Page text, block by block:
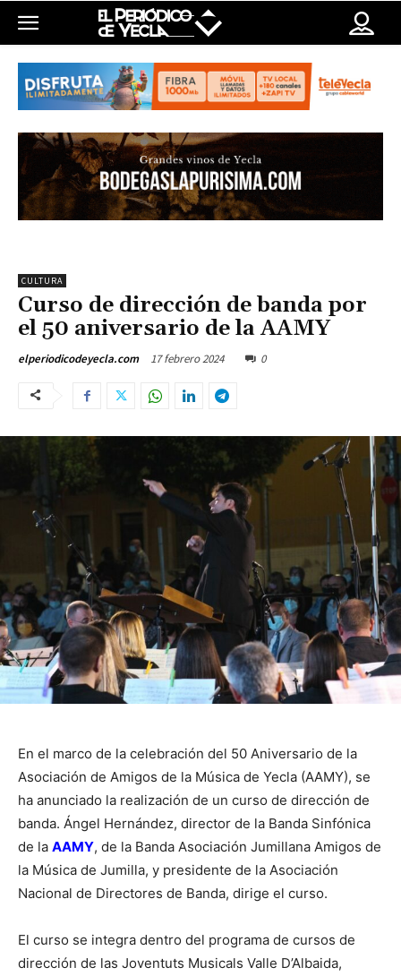
CULTURA
Curso de dirección de banda por
el 50 aniversario de la AAMY
elperiodicodeyecla.com 17 febrero 2024 0
En el marco de la celebración del 50 Aniversario de la
Asociación de Amigos de la Música de Yecla (AAMY), se
ha anunciado la realización de un curso de dirección de
banda. Ángel Hernández, director de la Banda Sinfónica
de la AAMY, de la Banda Asociación Jumillana Amigos de
la Música de Jumilla, y presidente de la Asociación
Nacional de Directores de Banda, dirige el curso.
El curso se integra dentro del programa de cursos de
dirección de las Joventuts Musicals Valle D’Albaida,